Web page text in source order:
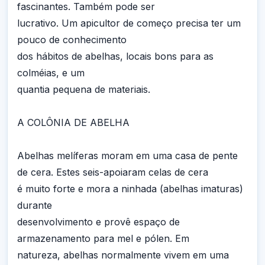
fascinantes. Também pode ser
lucrativo. Um apicultor de começo precisa ter um
pouco de conhecimento
dos hábitos de abelhas, locais bons para as
colméias, e um
quantia pequena de materiais.
A COLÔNIA DE ABELHA
Abelhas melíferas moram em uma casa de pente
de cera. Estes seis-apoiaram celas de cera
é muito forte e mora a ninhada (abelhas imaturas)
durante
desenvolvimento e provê espaço de
armazenamento para mel e pólen. Em
natureza, abelhas normalmente vivem em uma